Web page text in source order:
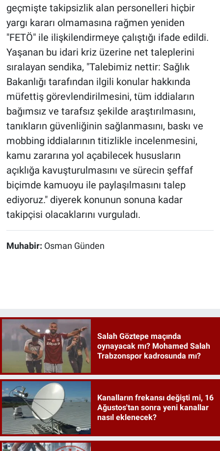
geçmişte takipsizlik alan personelleri hiçbir
yargı kararı olmamasına rağmen yeniden
"FETÖ" ile ilişkilendirmeye çalıştığı ifade edildi.
Yaşanan bu idari kriz üzerine net taleplerini
sıralayan sendika, "Talebimiz nettir: Sağlık
Bakanlığı tarafından ilgili konular hakkında
müfettiş görevlendirilmesini, tüm iddiaların
bağımsız ve tarafsız şekilde araştırılmasını,
tanıkların güvenliğinin sağlanmasını, baskı ve
mobbing iddialarının titizlikle incelenmesini,
kamu zararına yol açabilecek hususların
açıklığa kavuşturulmasını ve sürecin şeffaf
biçimde kamuoyu ile paylaşılmasını talep
ediyoruz." diyerek konunun sonuna kadar
takipçisi olacaklarını vurguladı.
Muhabir: Osman Günden
Salah Göztepe maçında
oynayacak mı? Mohamed Salah
Trabzonspor kadrosunda mı?
Kanalların frekansı değişti mi, 16
Ağustos'tan sonra yeni kanallar
nasıl eklenecek?